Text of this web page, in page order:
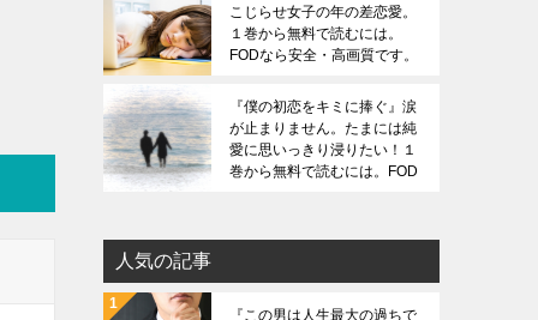
こじらせ女子の年の差恋愛。
１巻から無料で読むには。
FODなら安全・高画質です。
『僕の初恋をキミに捧ぐ』涙
が止まりません。たまには純
愛に思いっきり浸りたい！１
巻から無料で読むには。FOD
人気の記事
『この男は人生最大の過ちで